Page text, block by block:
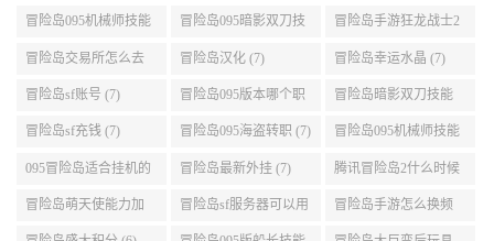
冒险岛095机械师技能
展示 (9)
冒险岛095暗影双刀技
能加点 (9)
冒险岛手游狂龙战士2
转 (9)
冒险岛交易所怎么去
(8)
冒险岛汉化 (7) 冒险岛幸运水晶 (7)
冒险岛sf账号 (7) 冒险岛095版本哪个职
业段数高些 (7)
冒险岛暗影双刀技能
加点095版本 (7)
冒险岛sf充钱 (7) 冒险岛095海盗转职 (7) 冒险岛095机械师技能
演示 (7)
095冒险岛适合挂机的
地图 (7)
冒险岛最新外挂 (7) 腾讯冒险岛2什么时候
公测 (7)
冒险岛萌天使能力加
点 (6)
冒险岛sf服务器可以用
自己电脑 (6)
冒险岛手游怎么换频
道 (6)